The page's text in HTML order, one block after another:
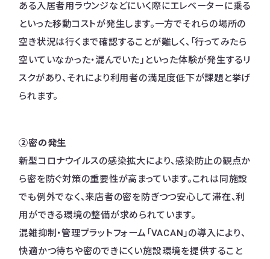
ある入居者用ラウンジなどにいく際にエレベーターに乗る
といった移動コストが発生します。一方でそれらの場所の
空き状況は行くまで確認することが難しく、「行ってみたら
空いていなかった・混んでいた」といった体験が発生するリ
スクがあり、それにより利用者の満足度低下が課題と挙げ
られます。
②密の発生
新型コロナウイルスの感染拡大により、感染防止の観点か
ら密を防ぐ対策の重要性が高まっています。これは同施設
でも例外でなく、来店者の密を防ぎつつ安心して滞在、利
用ができる環境の整備が求められています。
混雑抑制・管理プラットフォーム「VACAN」の導入により、
快適かつ待ちや密のできにくい施設環境を提供すること